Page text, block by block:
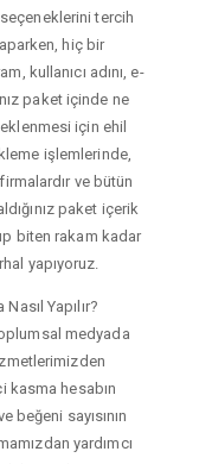
tercih
hiç bir
kullanıcı adını, e-
paket içinde ne
için ehil
işlemlerinde,
ve bütün
paket içerik
biten rakam kadar
yapıyoruz.
Yapılır?
medyada
hesabın
beğeni sayısının
yardımcı